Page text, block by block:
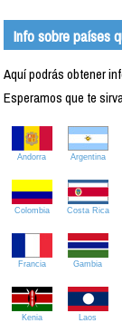
Info sobre países
Aquí podrás obtener
Esperamos que te
Andorra Argentina
Colombia Costa Rica
Francia Gambia
Kenia Laos